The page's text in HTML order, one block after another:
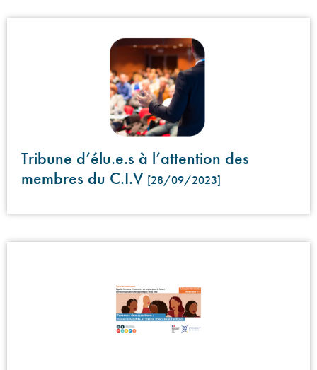
Tribune d’élu.e.s à l’attention des
membres du C.I.V [28/09/2023]